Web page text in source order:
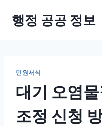
행정 공공 정보
민원서식
대기 오염
조정 신청